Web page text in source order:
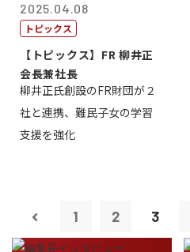
2025.04.08
トピックス
【トピックス】FR 柳井正
会長兼社長
柳井正氏創設のFR財団が２
社と連携、難民子女の学習
支援を強化
1 2 3